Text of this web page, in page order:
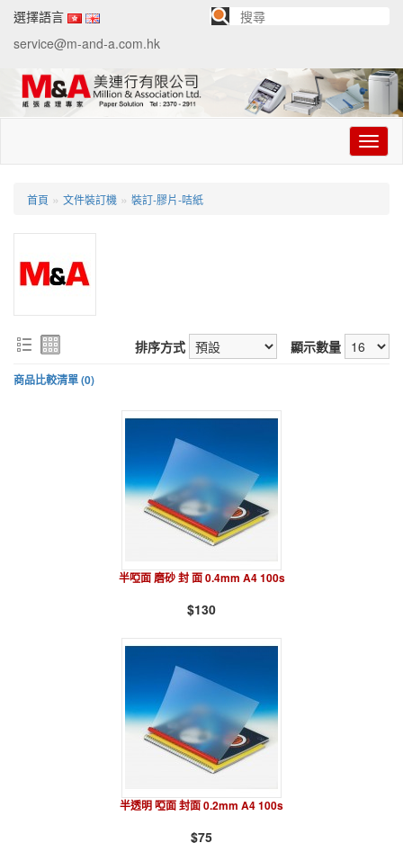
選擇語言
service@m-and-a.com.hk
切
换
首頁 » 文件裝訂機 » 裝訂-膠片-咭紙
顯示數量
排序方式
商品比較清單 (0)
半啞面 磨砂 封 面 0.4mm A4 100s
$130
半透明 啞面 封面 0.2mm A4 100s
$75